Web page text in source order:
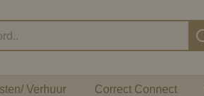
Verhuur Correct Connect